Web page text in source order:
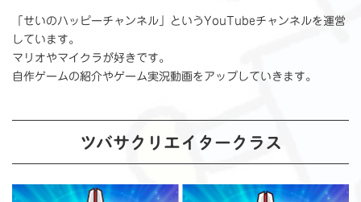
「せいのハッピーチャンネル」というYouTubeチャンネルを運営
しています。
マリオやマイクラが好きです。
自作ゲームの紹介やゲーム実況動画をアップしていきます。
ツバサクリエイタークラス